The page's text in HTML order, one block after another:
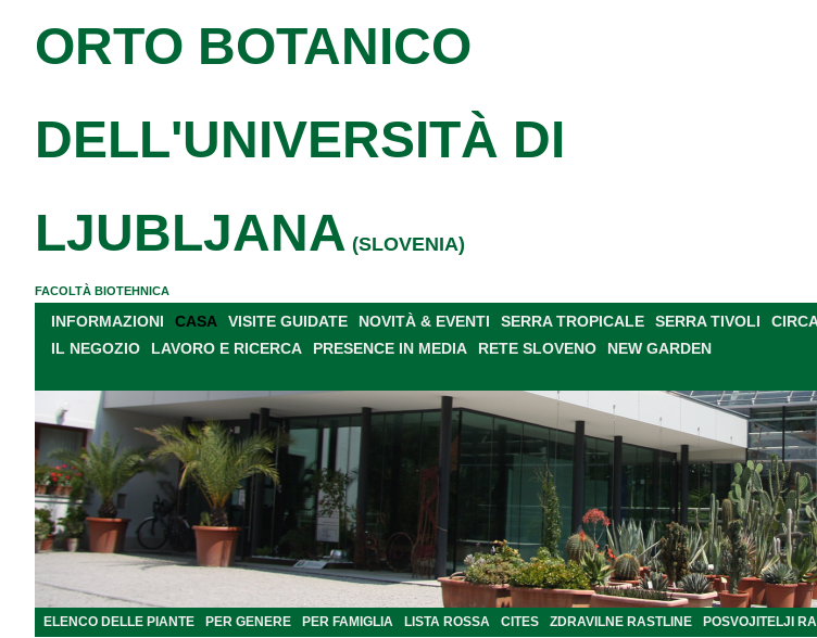
ORTO BOTANICO
DELL'UNIVERSITÀ DI
LJUBLJANA (SLOVENIA)
FACOLTÀ BIOTEHNICA
INFORMAZIONI CASA VISITE GUIDATE NOVITÀ & EVENTI SERRA TROPICALE SERRA TIVOLI
IL NEGOZIO
LAVORO E RICERCA PRESENCE IN MEDIA RETE SLOVENO NEW GARDEN
ELENCO DELLE PIANTE PER GENERE PER FAMIGLIA LISTA ROSSA CITES ZDRAVILNE RASTLINE POSVOJITELJI